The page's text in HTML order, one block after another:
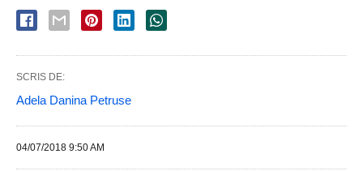
SCRIS DE:
Adela Danina Petruse
04/07/2018 9:50 AM